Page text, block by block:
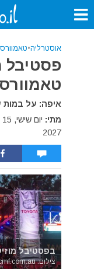
אוסטרליה•טאמוורס
פסטיבל
טאמוורס 2027
איפה: על במות
מתי:
2027
בפסטיבל
צילום: www.tcmf.com.au